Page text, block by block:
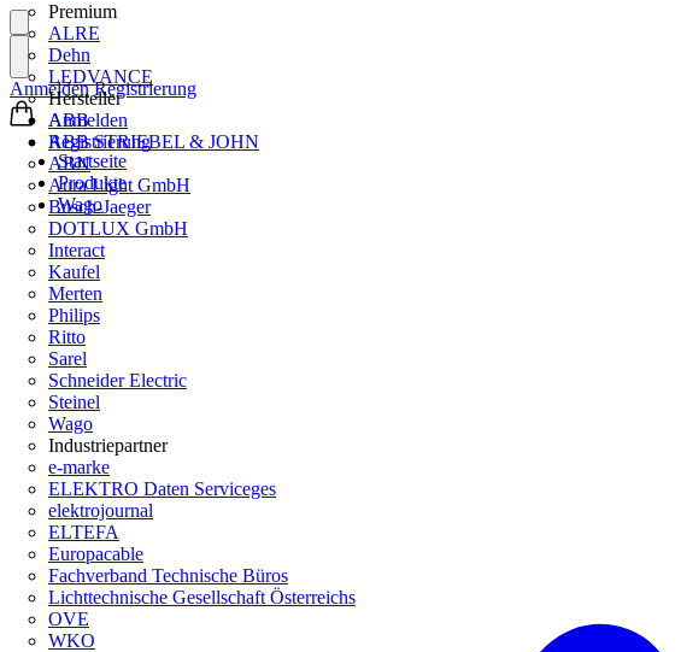
Premium
ALRE
Dehn
LEDVANCE
Hersteller
ABB
ABB STRIEBEL & JOHN
ABN
Aura Light GmbH
Busch-Jaeger
DOTLUX GmbH
Interact
Kaufel
Merten
Philips
Ritto
Sarel
Schneider Electric
Steinel
Wago
Industriepartner
e-marke
ELEKTRO Daten Serviceges
elektrojournal
ELTEFA
Europacable
Fachverband Technische Büros
Lichttechnische Gesellschaft Österreichs
OVE
WKO
Anmelden
Registrierung
Anmelden Registrierung
Startseite
Produkte
Wago